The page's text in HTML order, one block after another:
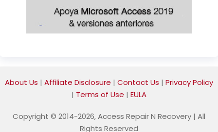
About Us | Affiliate Disclosure | Contact Us | Privacy Policy
| Terms of Use | EULA
Copyright © 2014-2026, Access Repair N Recovery | All
Rights Reserved